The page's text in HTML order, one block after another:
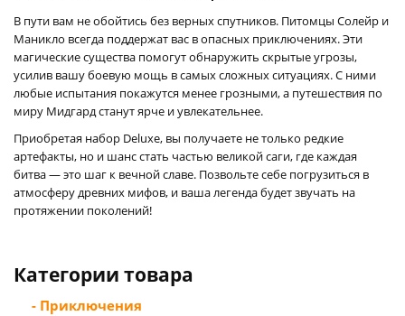
В пути вам не обойтись без верных спутников. Питомцы Солейр и
Маникло всегда поддержат вас в опасных приключениях. Эти
магические существа помогут обнаружить скрытые угрозы,
усилив вашу боевую мощь в самых сложных ситуациях. С ними
любые испытания покажутся менее грозными, а путешествия по
миру Мидгард станут ярче и увлекательнее.
Приобретая набор Deluxe, вы получаете не только редкие
артефакты, но и шанс стать частью великой саги, где каждая
битва — это шаг к вечной славе. Позвольте себе погрузиться в
атмосферу древних мифов, и ваша легенда будет звучать на
протяжении поколений!
Категории товара
- Приключения